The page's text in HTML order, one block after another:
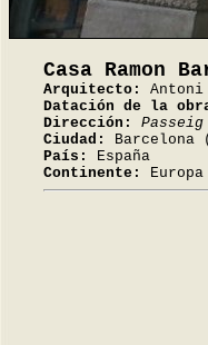
Casa Ramon
Arquitecto:
Antoni
Datación de la
Dirección:
Ciudad:
Barcelona
País:
España
Continente:
Europa